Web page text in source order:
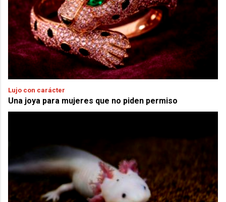
Lujo con carácter
Una joya para mujeres que no piden permiso